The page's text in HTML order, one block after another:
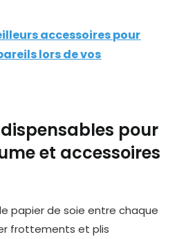
accessoires pour
lors de vos
pour
et accessoires
papier de soie entre chaque
frottements et plis